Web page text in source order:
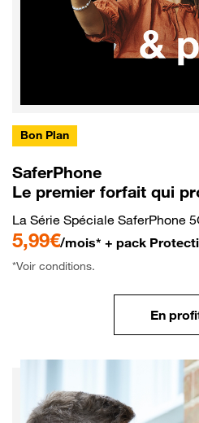
Bon Plan
SaferPhone
Le premier forfait qui
La Série Spéciale SaferPhone
5,99€/mois* + pack
*Voir conditions.
En